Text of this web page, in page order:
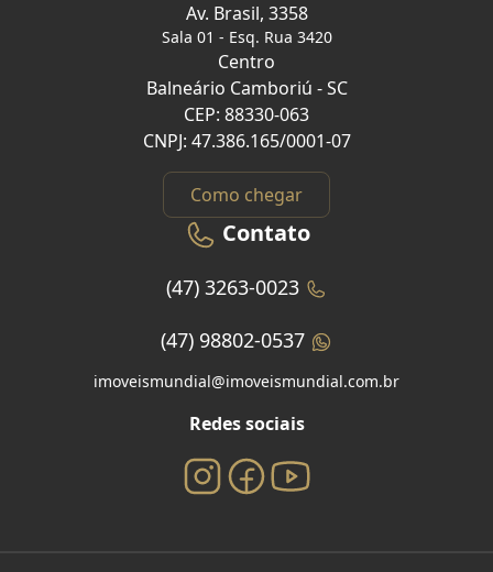
Av. Brasil, 3358
Sala 01 - Esq. Rua 3420
Centro
Balneário Camboriú - SC
CEP: 88330-063
CNPJ: 47.386.165/0001-07
Como chegar
Contato
(47) 3263-0023
(47) 98802-0537
imoveismundial@imoveismundial.com.br
Redes sociais